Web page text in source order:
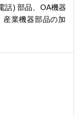
話) 部品、OA機器
産業機器部品の加